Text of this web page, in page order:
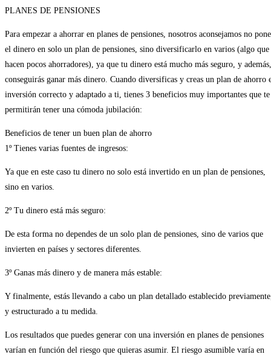
PLANES DE PENSIONES
Para empezar a ahorrar en planes de pensiones, nosotros aconsejamos no
el dinero en solo un plan de pensiones, sino diversificarlo en varios (algo que
hacen pocos ahorradores), ya que tu dinero está mucho más seguro, y además,
conseguirás ganar más dinero. Cuando diversificas y creas un plan de ahorro
inversión correcto y adaptado a ti, tienes 3 beneficios muy importantes que te
permitirán tener una cómoda jubilación:
Beneficios de tener un buen plan de ahorro
1º Tienes varias fuentes de ingresos:
Ya que en este caso tu dinero no solo está invertido en un plan de pensiones,
sino en varios.
2º Tu dinero está más seguro:
De esta forma no dependes de un solo plan de pensiones, sino de varios que
invierten en países y sectores diferentes.
3º Ganas más dinero y de manera más estable:
Y finalmente, estás llevando a cabo un plan detallado establecido
y estructurado a tu medida.
Los resultados que puedes generar con una inversión en planes de pensiones
varían en función del riesgo que quieras asumir. El riesgo asumible varía en